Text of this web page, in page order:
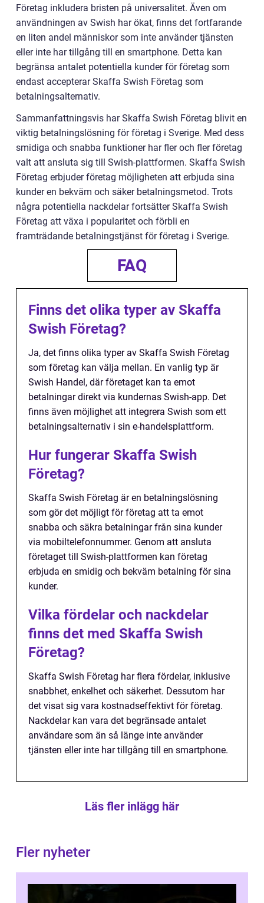
Företag inkludera bristen på universalitet. Även om
användningen av Swish har ökat, finns det fortfarande
en liten andel människor som inte använder tjänsten
eller inte har tillgång till en smartphone. Detta kan
begränsa antalet potentiella kunder för företag som
endast accepterar Skaffa Swish Företag som
betalningsalternativ.
Sammanfattningsvis har Skaffa Swish Företag blivit en
viktig betalningslösning för företag i Sverige. Med dess
smidiga och snabba funktioner har fler och fler företag
valt att ansluta sig till Swish-plattformen. Skaffa Swish
Företag erbjuder företag möjligheten att erbjuda sina
kunder en bekväm och säker betalningsmetod. Trots
några potentiella nackdelar fortsätter Skaffa Swish
Företag att växa i popularitet och förbli en
framträdande betalningstjänst för företag i Sverige.
FAQ
Finns det olika typer av Skaffa
Swish Företag?
Ja, det finns olika typer av Skaffa Swish Företag
som företag kan välja mellan. En vanlig typ är
Swish Handel, där företaget kan ta emot
betalningar direkt via kundernas Swish-app. Det
finns även möjlighet att integrera Swish som ett
betalningsalternativ i sin e-handelsplattform.
Hur fungerar Skaffa Swish
Företag?
Skaffa Swish Företag är en betalningslösning
som gör det möjligt för företag att ta emot
snabba och säkra betalningar från sina kunder
via mobiltelefonnummer. Genom att ansluta
företaget till Swish-plattformen kan företag
erbjuda en smidig och bekväm betalning för sina
kunder.
Vilka fördelar och nackdelar
finns det med Skaffa Swish
Företag?
Skaffa Swish Företag har flera fördelar, inklusive
snabbhet, enkelhet och säkerhet. Dessutom har
det visat sig vara kostnadseffektivt för företag.
Nackdelar kan vara det begränsade antalet
användare som än så länge inte använder
tjänsten eller inte har tillgång till en smartphone.
Läs fler inlägg här
Fler nyheter